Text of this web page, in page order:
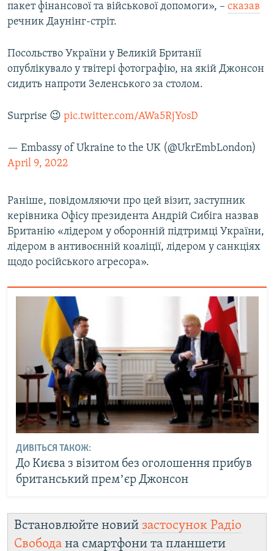
пакет фінансової та військової допомоги», – сказав
речник Даунінг-стріт.
Посольство України у Великій Британії
опублікувало у твітері фотографію, на якій Джонсон
сидить напроти Зеленського за столом.
Surprise 😉 pic.twitter.com/AWa5RjYosD
— Embassy of Ukraine to the UK (@UkrEmbLondon)
April 9, 2022
Раніше, повідомляючи про цей візит, заступник
керівника Офісу президента Андрій Сибіга назвав
Британію «лідером у оборонній підтримці України,
лідером в антивоєнній коаліції, лідером у санкціях
щодо російського агресора».
ДИВІТЬСЯ ТАКОЖ:
До Києва з візитом без оголошення прибув
британський премʼєр Джонсон
Встановлюйте новий застосунок Радіо
Свобода на смартфони та планшети